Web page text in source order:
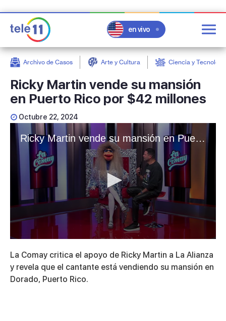
en vivo
Archivo de Casos Arte y Cultura Ciencia y
Ricky Martin vende su mansión
en Puerto Rico por $42 millones
Octubre 22, 2024
Ricky Martin vende su mansión en Puerto Rico por $42 millones
seconds
of
8
minutes,
53
La Comay critica el apoyo de Ricky Martin a La Alianza
y revela que el cantante está vendiendo su mansión en
Dorado, Puerto Rico.
post